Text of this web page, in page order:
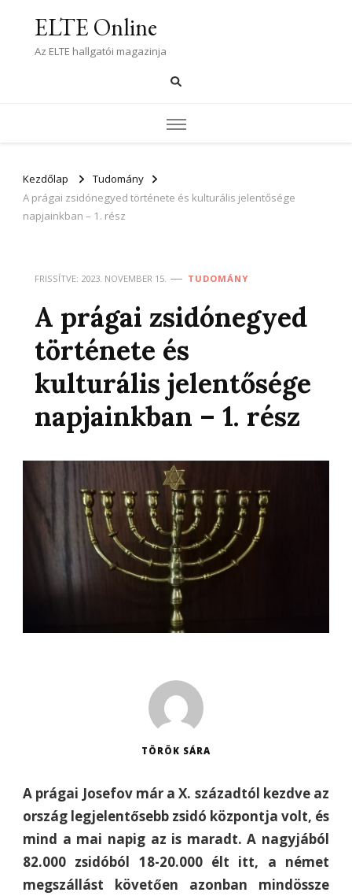
ELTE Online
Az ELTE hallgatói magazinja
Kezdőlap
Tudomány
A prágai zsidónegyed története és kulturális jelentősége
napjainkban – 1. rész
FRISSÍTVE: 2023. NOVEMBER 15. TUDOMÁNY
A prágai zsidónegyed
története és
kulturális jelentősége
napjainkban – 1. rész
TÖRÖK SÁRA
A prágai Josefov már a X. századtól kezdve az
ország legjelentősebb zsidó központja volt, és
mind a mai napig az is maradt. A nagyjából
82.000 zsidóból 18-20.000 élt itt, a német
megszállást követően azonban mindössze